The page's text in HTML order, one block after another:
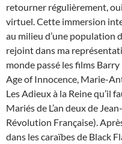
retourner régulièrement,
virtuel. Cette immersion
au milieu d’une population
rejoint dans ma
monde passé les films
Age of Innocence, Marie-
Les Adieux à la Reine qu’il
Mariés de L’an deux de
Révolution Française).
dans les caraïbes de Black